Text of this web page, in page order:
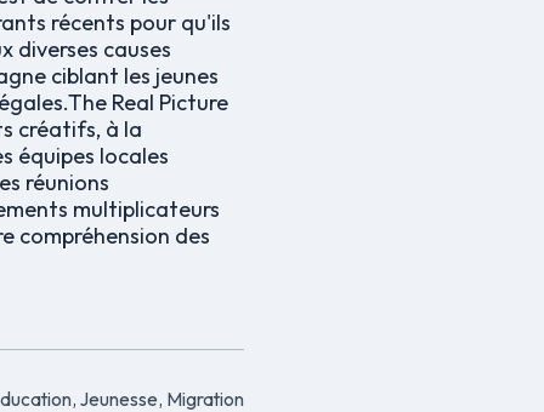
récents pour qu'ils
diverses causes
ciblant les jeunes
Real Picture
créatifs, à la
équipes locales
réunions
multiplicateurs
compréhension des
Jeunesse, Migration